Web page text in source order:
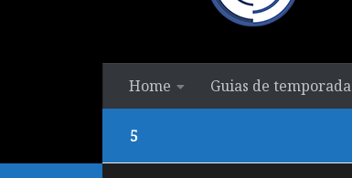
Home Guias de temporada
5